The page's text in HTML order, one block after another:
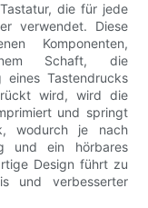
die für jede
verwendet. Diese
Komponenten,
Schaft, die
eines Tastendrucks
wird, wird die
und springt
wodurch je nach
und ein hörbares
Design führt zu
und verbesserter